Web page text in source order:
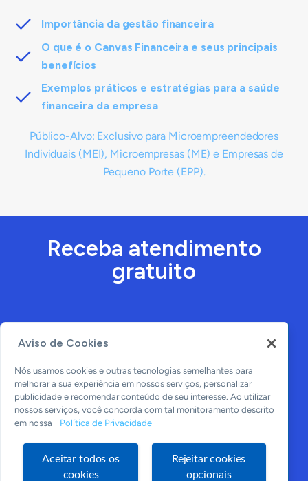
Importância da gestão financeira
O que é o Canvas Financeira e seus principais
benefícios
Exemplos práticos e estratégias para a saúde
financeira da empresa
Público-Alvo: Exclusivo para Microempreendedores
Individuais (MEI), Microempresas (ME) e Empresas de
Pequeno Porte (EPP).
Receba atendimento
gratuito
WhatsApp
Aviso de Cookies
Nós usamos cookies e outras tecnologias semelhantes para
melhorar a sua experiência em nossos serviços, personalizar
publicidade e recomendar conteúdo de seu interesse. Ao utilizar
nossos serviços, você concorda com tal monitoramento descrito
em nossa
Política de Privacidade
Aceitar todos os
cookies
Rejeitar cookies
opcionais